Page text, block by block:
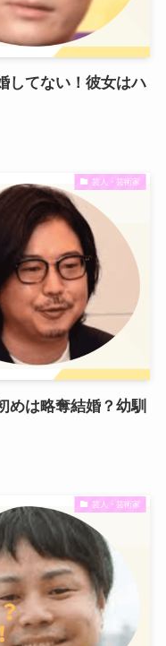
してない！彼女はハ
芸人・芸術家
めは略奪結婚？幼馴
芸人・芸術家